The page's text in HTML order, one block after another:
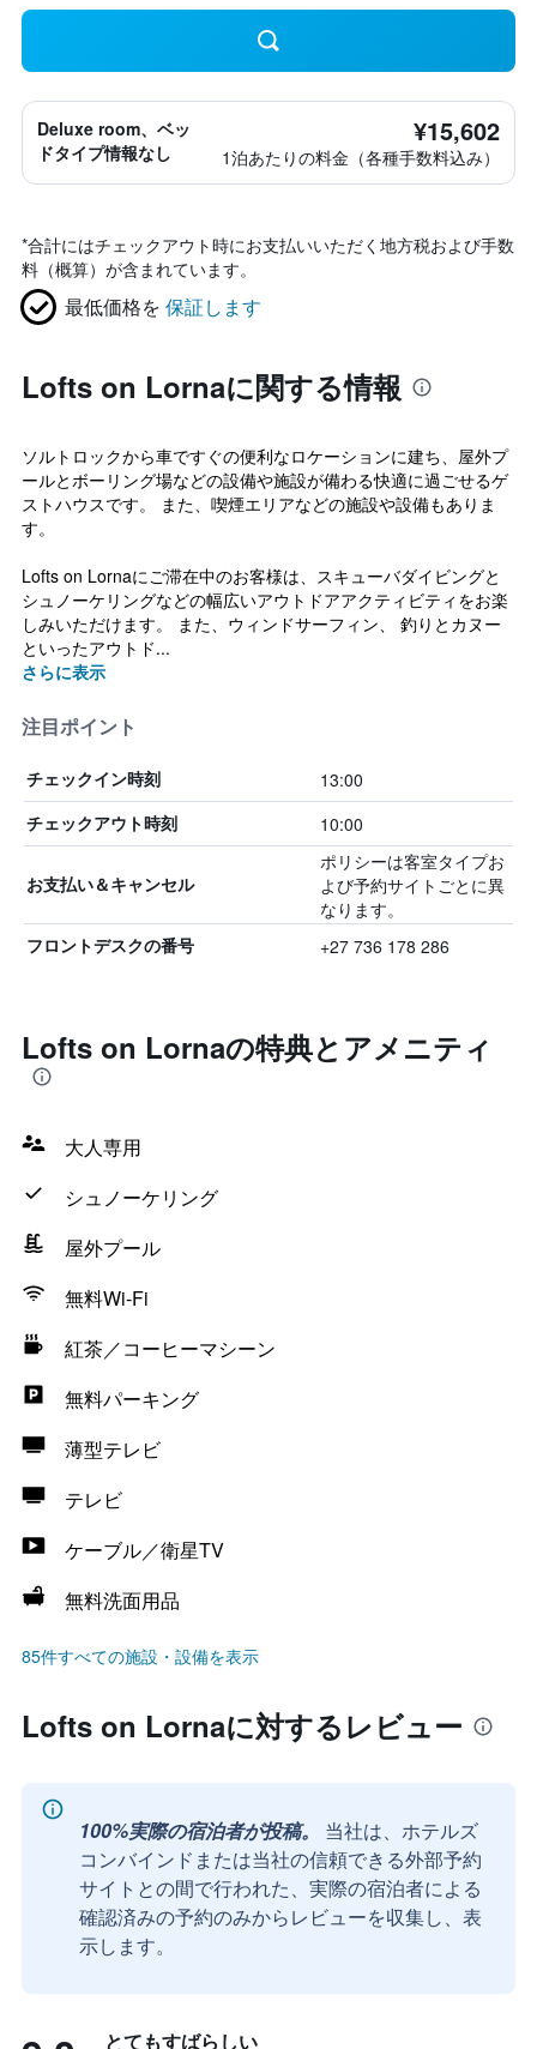
Deluxe room、ベッ
ドタイプ情報なし
¥15,602
1泊あたりの料金（各種手数料込み）
*合計にはチェックアウト時にお支払いいただく地方税および手数
料（概算）が含まれています。
最低価格を 保証します
Lofts on Lornaに関する情報
ソルトロックから車ですぐの便利なロケーションに建ち、屋外プ
ールとボーリング場などの設備や施設が備わる快適に過ごせるゲ
ストハウスです。 また、喫煙エリアなどの施設や設備もありま
す。
Lofts on Lornaにご滞在中のお客様は、スキューバダイビングと
シュノーケリングなどの幅広いアウトドアアクティビティをお楽
しみいただけます。 また、ウィンドサーフィン、 釣りとカヌー
といったアウトド...
さらに表示
注目ポイント
チェックイン時刻 13:00
チェックアウト時刻 10:00
お支払い＆キャンセル
ポリシーは客室タイプお
よび予約サイトごとに異
なります。
フロントデスクの番号 +27 736 178 286
Lofts on Lornaの特典とアメニティ
大人専用
シュノーケリング
屋外プール
無料Wi-Fi
紅茶／コーヒーマシーン
無料パーキング
薄型テレビ
テレビ
ケーブル／衛星TV
無料洗面用品
85件すべての施設・設備を表示
Lofts on Lornaに対するレビュー
100%実際の宿泊者が投稿。
当社は、ホテルズ
コンバインドまたは当社の信頼できる外部予約
サイトとの間で行われた、実際の宿泊者による
確認済みの予約のみからレビューを収集し、表
示します。
とてもすばらしい